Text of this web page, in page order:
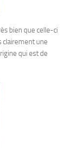
bien que celle-ci
clairement une
qui est de